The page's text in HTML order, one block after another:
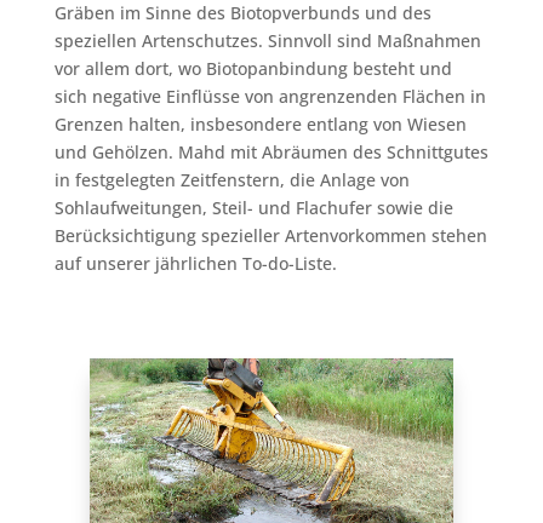
Gräben im Sinne des Biotopverbunds und des
speziellen Artenschutzes. Sinnvoll sind Maßnahmen
vor allem dort, wo Biotopanbindung besteht und
sich negative Einflüsse von angrenzenden Flächen in
Grenzen halten, insbesondere entlang von Wiesen
und Gehölzen. Mahd mit Abräumen des Schnittgutes
in festgelegten Zeitfenstern, die Anlage von
Sohlaufweitungen, Steil- und Flachufer sowie die
Berücksichtigung spezieller Artenvorkommen stehen
auf unserer jährlichen To-do-Liste.